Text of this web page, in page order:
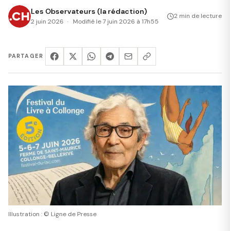
Les Observateurs (la rédaction)
2 juin 2026 Modifié le 7 juin 2026 à 17h55
2 min de lecture
PARTAGER
Illustration : © Ligne de Presse